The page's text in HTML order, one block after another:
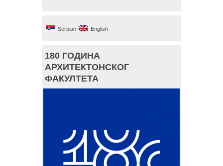
Serbian English
180 ГОДИНА
АРХИТЕКТОНСКОГ
ФАКУЛТЕТА